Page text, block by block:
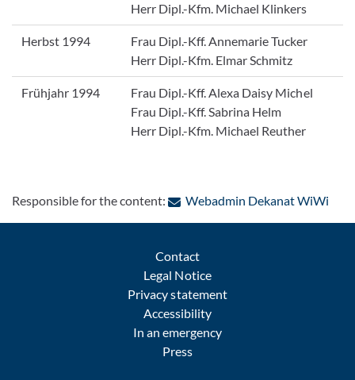
Herr Dipl.-Kfm. Michael Klinkers
Herbst 1994
Frau Dipl.-Kff. Annemarie Tucker
Herr Dipl.-Kfm. Elmar Schmitz
Frühjahr 1994
Frau Dipl.-Kff. Alexa Daisy Michel
Frau Dipl.-Kff. Sabrina Helm
Herr Dipl.-Kfm. Michael Reuther
Responsible for the content: Webadmin Dekanat WiWi:
Contact
Legal Notice
Privacy statement
Accessibility
In an emergency
Press